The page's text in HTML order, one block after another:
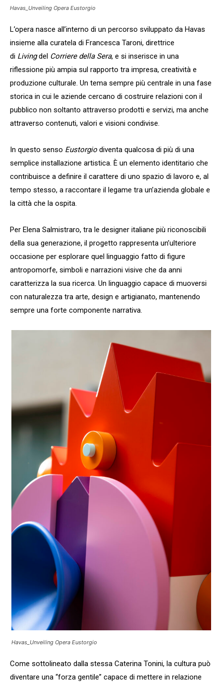
Havas_Unveiling Opera Eustorgio
L’opera nasce all’interno di un percorso sviluppato da Havas
insieme alla curatela di Francesca Taroni, direttrice
di Livingdel Corriere della Sera, e si inserisce in una
riflessione più ampia sul rapporto tra impresa, creatività e
produzione culturale. Un tema sempre più centrale in una fase
storica in cui le aziende cercano di costruire relazioni con il
pubblico non soltanto attraverso prodotti e servizi, ma anche
attraverso contenuti, valori e visioni condivise.
In questo senso Eustorgio diventa qualcosa di più di una
semplice installazione artistica. È un elemento identitario che
contribuisce a definire il carattere di uno spazio di lavoro e, al
tempo stesso, a raccontare il legame tra un’azienda globale e
la città che la ospita.
Per Elena Salmistraro, tra le designer italiane più riconoscibili
della sua generazione, il progetto rappresenta un’ulteriore
occasione per esplorare quel linguaggio fatto di figure
antropomorfe, simboli e narrazioni visive che da anni
caratterizza la sua ricerca. Un linguaggio capace di muoversi
con naturalezza tra arte, design e artigianato, mantenendo
sempre una forte componente narrativa.
Havas_Unveiling Opera Eustorgio
Come sottolineato dalla stessa Caterina Tonini, la cultura può
diventare una “forza gentile” capace di mettere in relazione